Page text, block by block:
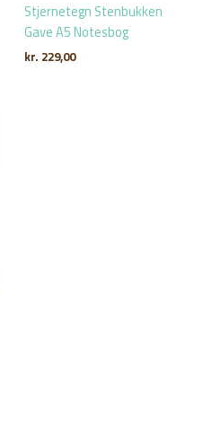
Stjernetegn Stenbukken
Gave A5 Notesbog
kr. 229,00